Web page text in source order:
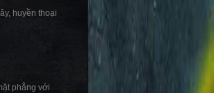
huyền thoại
phẳng với